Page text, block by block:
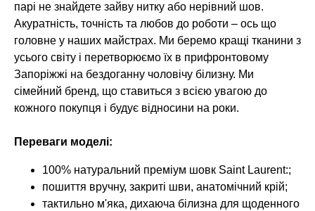
парі не знайдете зайву нитку або нерівний шов.
Акуратність, точність та любов до роботи – ось що
головне у наших майстрах. Ми беремо кращі тканини з
усього світу і перетворюємо їх в прифронтовому
Запоріжжі на бездоганну чоловічу білизну. Ми
сімейний бренд, що ставиться з всією увагою до
кожного покупця і будує відносини на роки.
Переваги моделі:
100% натуральний преміум шовк Saint Laurent:;
пошиття вручну, закриті шви, анатомічний крій;
тактильно м'яка, дихаюча білизна для щоденного